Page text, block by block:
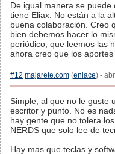
De igual manera se
tiene Eliax. No están a la
buena colaboración. Creo
bien debemos hacer lo
periódico, que leemos las
ahora creo que los
#12 majarete.com (enlace) -
Simple, al que no le guste
escritor y punto. No es
hay gente que no tolera
NERDS que solo lee de
Hay mas que teclas y